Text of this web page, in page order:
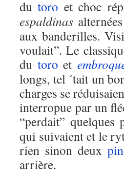
dutoro et choc
espaldinas
aux banderilles.
voulait”. Le
du toro et
longs, tel ´tait un
charges se
interropue par un
“perdait”
qui suivaient et le
rien sinon deux
arrière.